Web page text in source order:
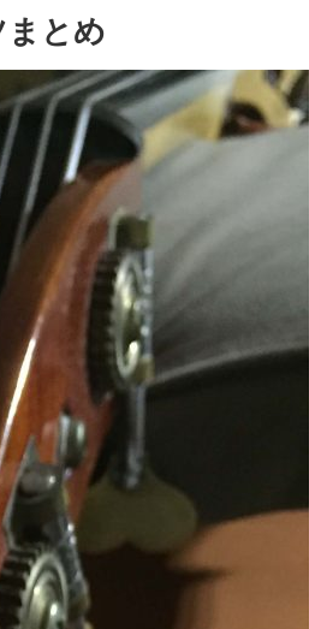
まとめ